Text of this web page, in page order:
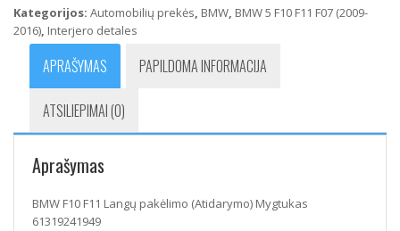
pakėlimo
(Atidarymo)
61319241949
Kategorijos: Automobilių prekės, BMW, BMW 5 F10 F11 F07 (2009-
2016), Interjero detales
APRAŠYMAS PAPILDOMA INFORMACIJA
ATSILIEPIMAI (0)
Aprašymas
BMW F10 F11 Langų pakėlimo (Atidarymo) Mygtukas
61319241949